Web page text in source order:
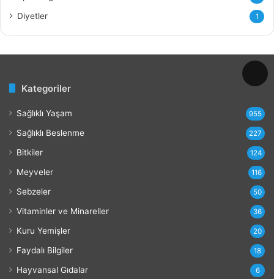
Diyetler 1
Kategoriler
Sağlıklı Yaşam 955
Sağlıklı Beslenme 227
Bitkiler 124
Meyveler 116
Sebzeler 50
Vitaminler ve Minareller 36
Kuru Yemişler 20
Faydalı Bilgiler 18
Hayvansal Gıdalar 6